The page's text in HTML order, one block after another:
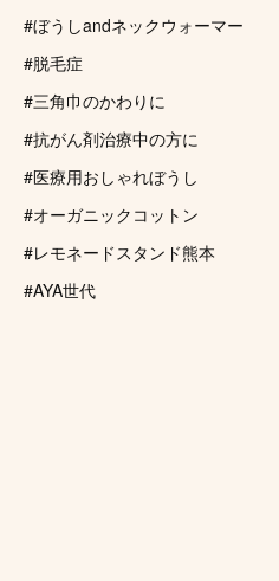
#ぼうしandネックウォーマー
#脱毛症
#三角巾のかわりに
#抗がん剤治療中の方に
#医療用おしゃれぼうし
#オーガニックコットン
#レモネードスタンド熊本
#AYA世代